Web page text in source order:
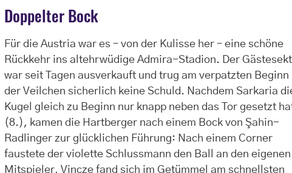
Doppelter Bock
Für die Austria war es – von der Kulisse her – eine schöne
Rückkehr ins altehrwüdige Admira-Stadion. Der
war seit Tagen ausverkauft und trug am verpatzten Beginn
der Veilchen sicherlich keine Schuld. Nachdem Sarkaria
Kugel gleich zu Beginn nur knapp neben das Tor gesetzt
(8.), kamen die Hartberger nach einem Bock von Şahin-
Radlinger zur glücklichen Führung: Nach einem Corner
faustete der violette Schlussmann den Ball an den eigenen
Mitspieler, Vincze fand sich im Getümmel am schnellsten